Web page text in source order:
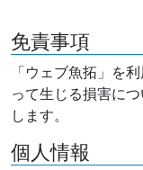
免責事項
「ウェブ魚拓」を
って生じる損害に
します。
個人情報